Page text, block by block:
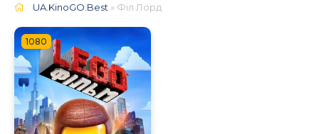
UA.KinoGO.Best » Філ Лорд
1080